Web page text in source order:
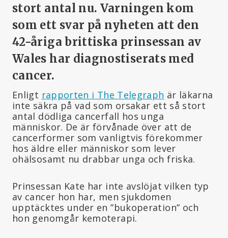
stort antal nu. Varningen kom
som ett svar på nyheten att den
42-åriga brittiska prinsessan av
Wales har diagnostiserats med
cancer.
Enligt rapporten i The Telegraph är läkarna
inte säkra på vad som orsakar ett så stort
antal dödliga cancerfall hos unga
människor. De är förvånade över att de
cancerformer som vanligtvis förekommer
hos äldre eller människor som lever
ohälsosamt nu drabbar unga och friska.
Prinsessan Kate har inte avslöjat vilken typ
av cancer hon har, men sjukdomen
upptäcktes under en ”bukoperation” och
hon genomgår kemoterapi.